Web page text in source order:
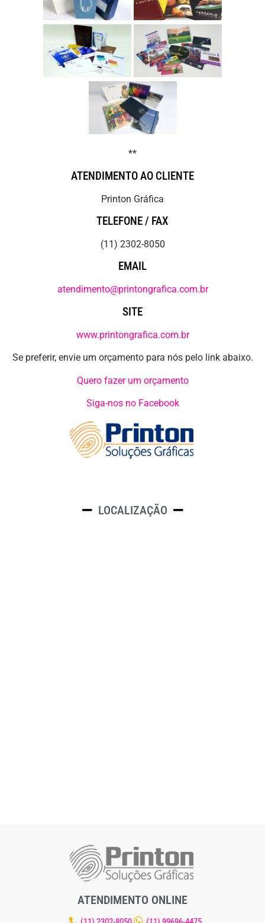
**
ATENDIMENTO AO CLIENTE
Printon Gráfica
TELEFONE / FAX
(11) 2302-8050
EMAIL
atendimento@printongrafica.com.br
SITE
www.printongrafica.com.br
Se preferir, envie um orçamento para nós pelo link abaixo.
Quero fazer um orçamento
Siga-nos no Facebook
LOCALIZAÇÃO
ATENDIMENTO ONLINE